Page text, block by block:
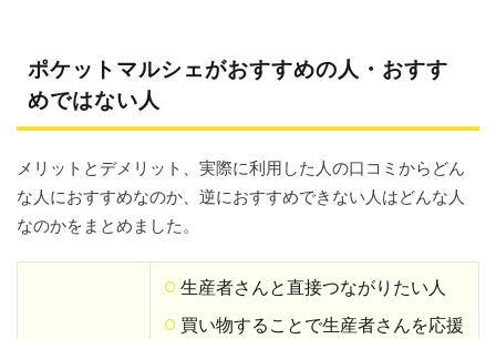
ポケットマルシェがおすすめの人・おすす
めではない人
メリットとデメリット、実際に利用した人の口コミからどん
な人におすすめなのか、逆におすすめできない人はどんな人
なのかをまとめました。
生産者さんと直接つながりたい人
買い物することで生産者さんを応援